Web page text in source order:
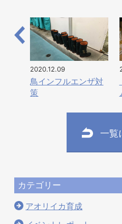
2020.12.09
鳥インフルエンザ対
策
一覧
カテゴリー
アオリイカ育成